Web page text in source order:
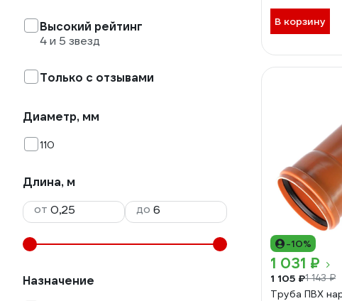
Высокий рейтинг
4 и 5 звезд
Только с отзывами
Диаметр, мм
110
Длина, м
от
до
Назначение
В корзину
-10%
1 031 ₽
1 105 ₽1 143 ₽
Труба ПВХ